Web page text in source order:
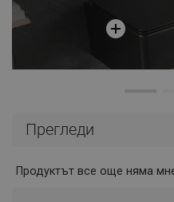
Прегледи
Продуктът все още няма